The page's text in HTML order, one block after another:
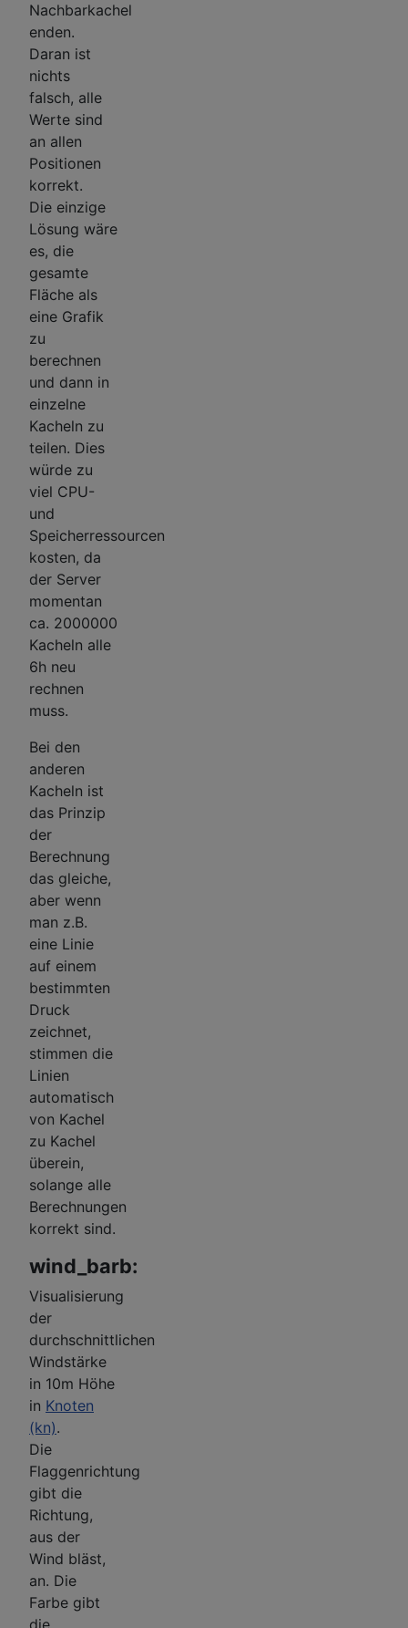
Nachbarkachel
enden.
Daran ist
nichts
falsch, alle
Werte sind
an allen
Positionen
korrekt.
Die einzige
Lösung wäre
es, die
gesamte
Fläche als
eine Grafik
zu
berechnen
und dann in
einzelne
Kacheln zu
teilen. Dies
würde zu
viel CPU-
und
Speicherressourcen
kosten, da
der Server
momentan
ca. 2000000
Kacheln alle
6h neu
rechnen
muss.
Bei den
anderen
Kacheln ist
das Prinzip
der
Berechnung
das gleiche,
aber wenn
man z.B.
eine Linie
auf einem
bestimmten
Druck
zeichnet,
stimmen die
Linien
automatisch
von Kachel
zu Kachel
überein,
solange alle
Berechnungen
korrekt sind.
wind_barb:
Visualisierung
der
durchschnittlichen
Windstärke
in 10m Höhe
in Knoten
(kn).
Die
Flaggenrichtung
gibt die
Richtung,
aus der
Wind bläst,
an. Die
Farbe gibt
die